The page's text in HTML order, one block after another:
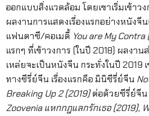
ออกแบบสิ่งแวดล้อม โดยเขาเริ่มเข้าว
ผลงานการแสดงเรื่องแรกอย่างหนังจี
แฟนตาซี/คอเมดี้ You are My Contra
แรกๆ ที่เข้าวงการ (ในปี 2018) ผลงาน
เหล่ยจะเป็นหนังจีน กระทั่งในปี 2019
ทางซีรี่ย์จีน เรื่องแรกคือ มินิซีรี่ย์จีน
Breaking Up 2 (2019)ต่อด้วยซีรี่ย์จีน
Zoovenia แหกกฎแลกรักเธอ (2019),